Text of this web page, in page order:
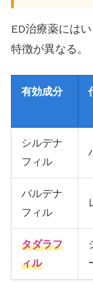
ED治療薬には
特徴が異なる。
有効成分
シルデナ
フィル
バルデナ
フィル
タダラフ
ィル